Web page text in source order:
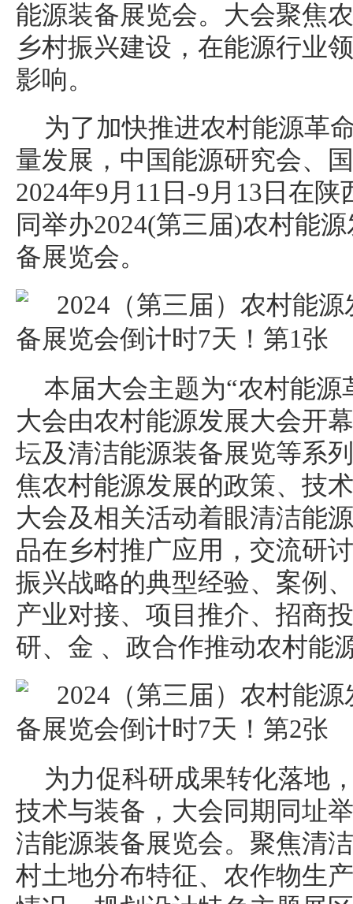
能源装备展览会。大会聚焦
乡村振兴建设，在能源行业
影响。
为了加快推进农村能源革
量发展，中国能源研究会、
2024年9月11日-9月13日在
同举办2024(第三届)农村能
备展览会。
本届大会主题为“农村能
大会由农村能源发展大会开
坛及清洁能源装备展览等系
焦农村能源发展的政策、技
大会及相关活动着眼清洁能
品在乡村推广应用，交流研
振兴战略的典型经验、案例
产业对接、项目推介、招商
研、金 、政合作推动农村能
为力促科研成果转化落地
技术与装备，大会同期同址
洁能源装备展览会。聚焦清
村土地分布特征、农作物生